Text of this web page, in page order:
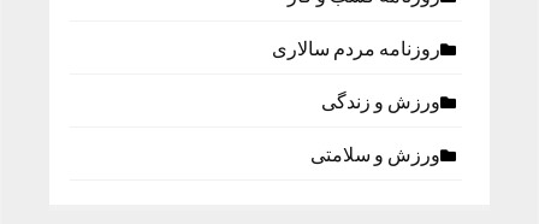
روزنامه مردم سالاری
ورزش و زندگی
ورزش و سلامتی